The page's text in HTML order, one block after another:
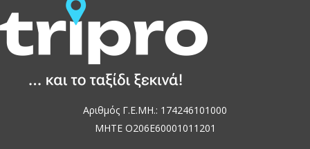
Αριθμός Γ.Ε.ΜΗ.: 174246101000
MHTE O206E60001011201